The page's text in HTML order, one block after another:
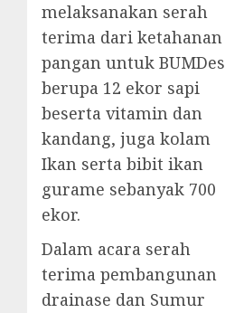
melaksanakan serah
terima dari ketahanan
pangan untuk BUMDes
berupa 12 ekor sapi
beserta vitamin dan
kandang, juga kolam
Ikan serta bibit ikan
gurame sebanyak 700
ekor.
Dalam acara serah
terima pembangunan
drainase dan Sumur